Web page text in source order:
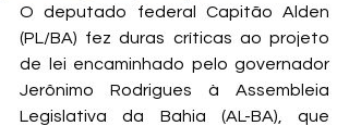
O deputado federal Capitão Alden
(PL/BA) fez duras críticas ao projeto
de lei encaminhado pelo governador
Jerônimo Rodrigues à Assembleia
Legislativa da Bahia (AL-BA), que